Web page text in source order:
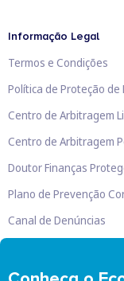
Informação Legal
Termos e Condições
Política de Proteção de
Centro de Arbitragem
Centro de Arbitragem
Doutor Finanças
Plano de Prevenção
Canal de Denúncias